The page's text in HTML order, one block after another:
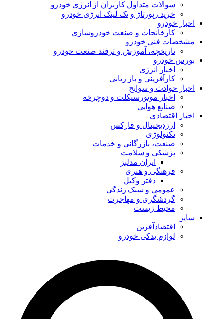
سوالات متداول کاربران از انرژی خودرو
خرید رپورتاژ و بک لینک انرژی خودرو
اخبار خودرو
کارخانجات و صنعت خودروسازی
مشخصات فنی خودرو
تاریخچه، آموزش و ترفند صنعت خودرو
بورس خودرو
اخبار انرژی
کارآفرینی و بازاریابی
اخبار حوادث و سوانح
اخبار موتورسیکلت و دوچرخه
صنایع هوایی
اخبار اقتصادی
ارزدیجیتال و فارکس
تکنولوژی
صنعت، بازرگانی و خدمات
پزشکی و سلامت
ایران مدلبز
فرهنگی و هنری
دفتر وکیل
عمومی و سبک زندگی
گردشگری و مهاجرت
محیط زیست
سایر
اقتصادآفرین
لوازم یدکی خودرو